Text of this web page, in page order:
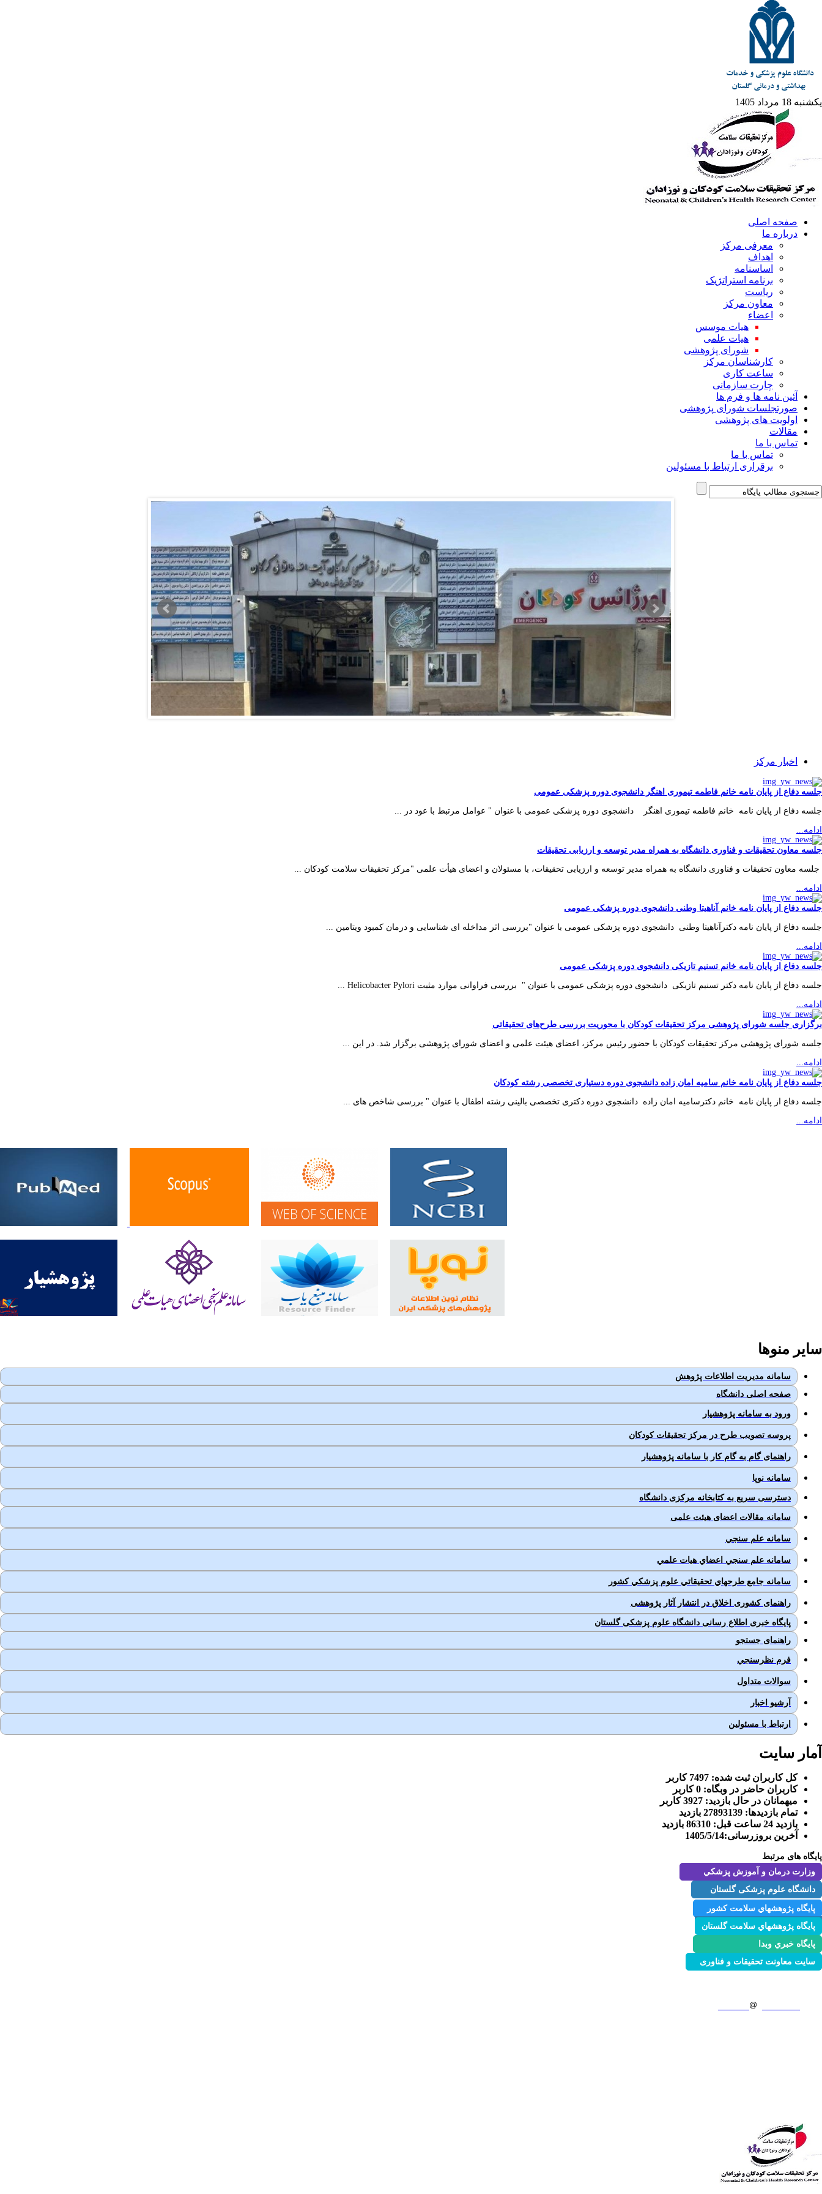
یکشنبه 18 مرداد 1405
صفحه اصلی
درباره ما
معرفی مرکز
اهداف
اساسنامه
برنامه استراتژیک
ریاست
معاون مرکز
اعضاء
هیات موسس
هیات علمی
شورای پژوهشی
کارشناسان مرکز
ساعت کاری
چارت سازمانی
آئین نامه ها و فرم ها
صورتجلسات شورای پژوهشی
اولویت های پژوهشی
مقالات
تماس با ما
تماس با ما
برقراری ارتباط با مسئولین
اخبار مرکز
جلسه دفاع از پایان نامه خانم فاطمه تیموری اهنگر دانشجوی دوره پزشکی عمومی
جلسه دفاع از پایان نامه خانم فاطمه تیموری اهنگر دانشجوی دوره پزشکی عمومی با عنوان " عوامل مرتبط با عود در ...
ادامه...
جلسه معاون تحقیقات و فناوری دانشگاه به همراه مدیر توسعه و ارزیابی تحقیقات
جلسه معاون تحقیقات و فناوری دانشگاه به همراه مدیر توسعه و ارزیابی تحقیقات، با مسئولان و اعضای هیأت علمی "مرکز تحقیقات سلامت کودکان ...
ادامه...
جلسه دفاع از پایان نامه خانم آناهیتا وطنی دانشجوی دوره پزشکی عمومی
جلسه دفاع از پایان نامه دکترآناهیتا وطنی دانشجوی دوره پزشکی عمومی با عنوان "بررسی اثر مداخله ای شناسایی و درمان کمبود ویتامین ...
ادامه...
جلسه دفاع از پایان نامه خانم تسنیم تازیکی دانشجوی دوره پزشکی عمومی
جلسه دفاع از پایان نامه دکتر تسنیم تازیکی دانشجوی دوره پزشکی عمومی با عنوان " بررسی فراوانی موارد مثبت Helicobacter Pylori ...
ادامه...
برگزاری جلسه شورای پژوهشی مرکز تحقیقات کودکان با محوریت بررسی طرح‌های تحقیقاتی
جلسه شورای پژوهشی مرکز تحقیقات کودکان با حضور رئیس مرکز، اعضای هیئت علمی و اعضای شورای پژوهشی برگزار شد. در این ...
ادامه...
جلسه دفاع از پایان نامه خانم سامیه امان زاده دانشجوی دوره دستیاری تخصصی رشته کودکان
جلسه دفاع از پایان نامه خانم دکترسامیه امان زاده دانشجوی دوره دکتری تخصصی بالینی رشته اطفال با عنوان " بررسی شاخص های ...
ادامه...
سایر منوها
سامانه مدیریت اطلاعات پژوهش
صفحه اصلی دانشگاه
ورود به سامانه پژوهشيار
پروسه تصویب طرح در مرکز تحقیقات کودکان
راهنمای گام به گام کار با سامانه پژوهشیار
سامانه نوپا
دسترسی سریع به کتابخانه مرکزی دانشگاه
سامانه مقالات اعضای هیئت علمی
سامانه علم سنجي
سامانه علم سنجي اعضاي هيات علمي
سامانه جامع طرح­هاي تحقيقاتي علوم پزشكي كشور
راهنمای کشوری اخلاق در انتشار آثار پژوهشی
پایگاه خبری اطلاع رسانی دانشگاه علوم پزشکی گلستان
راهنمای جستجو
فرم نظرسنجي
سوالات متداول
آرشيو اخبار
ارتباط با مسئولین
آمار سایت
كل کاربران ثبت شده: 7497 کاربر
کاربران حاضر در وبگاه: 0 کاربر
ميهمانان در حال بازديد: 3927 کاربر
تمام بازديد‌ها: 27893139 بازدید
بازديد 24 ساعت قبل: 86310 بازدید
آخرین بروزرسانی:1405/5/14
پایگاه های مرتبط
وزارت درمان و آموزش پزشكي
دانشگاه علوم پزشکی گلستان
پايگاه پژوهشهاي سلامت كشور
پايگاه پژوهشهاي سلامت گلستان
پايگاه خبري وبدا
سایت معاونت تحقیقات و فناوری